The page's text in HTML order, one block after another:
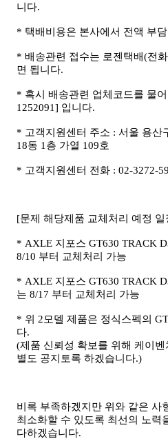
니다.
* 택배비용은 본사에서 전액 부
* 배송관련 접수는 로젠택배(전
면 됩니다.
* 혹시 배송관련 업체코드를 물
1252091] 입니다.
* 고객지원센터 주소 : 서울 용산
18동 1층 가열 109호
* 고객지원센터 전화 : 02-3272-
[문제 해당제품 교체처리 예정 일
* AXLE 지포스 GT630 TRACK
8/10 부터 교체처리 가능
* AXLE 지포스 GT630 TRACK
는 8/17 부터 교체처리 가능
* 위 2모델 제품은 정식스펙의
다.
(제품 신뢰성 확보를 위해 케이
별도 공지토록 하겠습니다.)
비록 부족하겠지만 위와 같은 사
최소화할 수 있도록 최선의 노력
다하겠습니다.